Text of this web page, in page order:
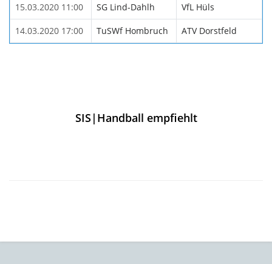
15.03.2020 11:00 SG Lind-Dahlh VfL Hüls
14.03.2020 17:00 TuSWf Hombruch ATV Dorstfeld
SIS|Handball empfiehlt